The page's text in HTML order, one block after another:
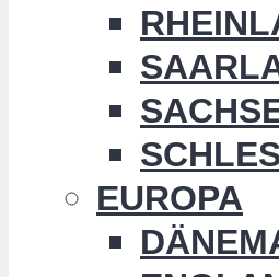
EUROPA